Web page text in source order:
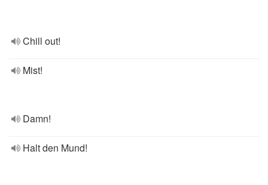
Chill out!
Mist!
Damn!
Halt den Mund!